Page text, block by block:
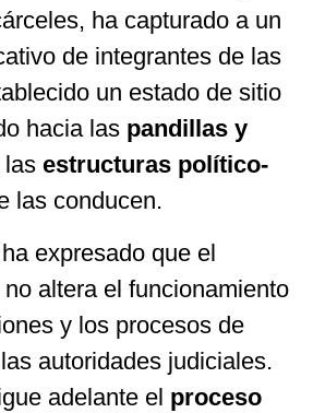
ha capturado a un
de integrantes de las
un estado de sitio
hacia las pandillas y
las estructuras político-
las conducen.
ha expresado que el
altera el funcionamiento
y los procesos de
autoridades judiciales.
adelante el proceso